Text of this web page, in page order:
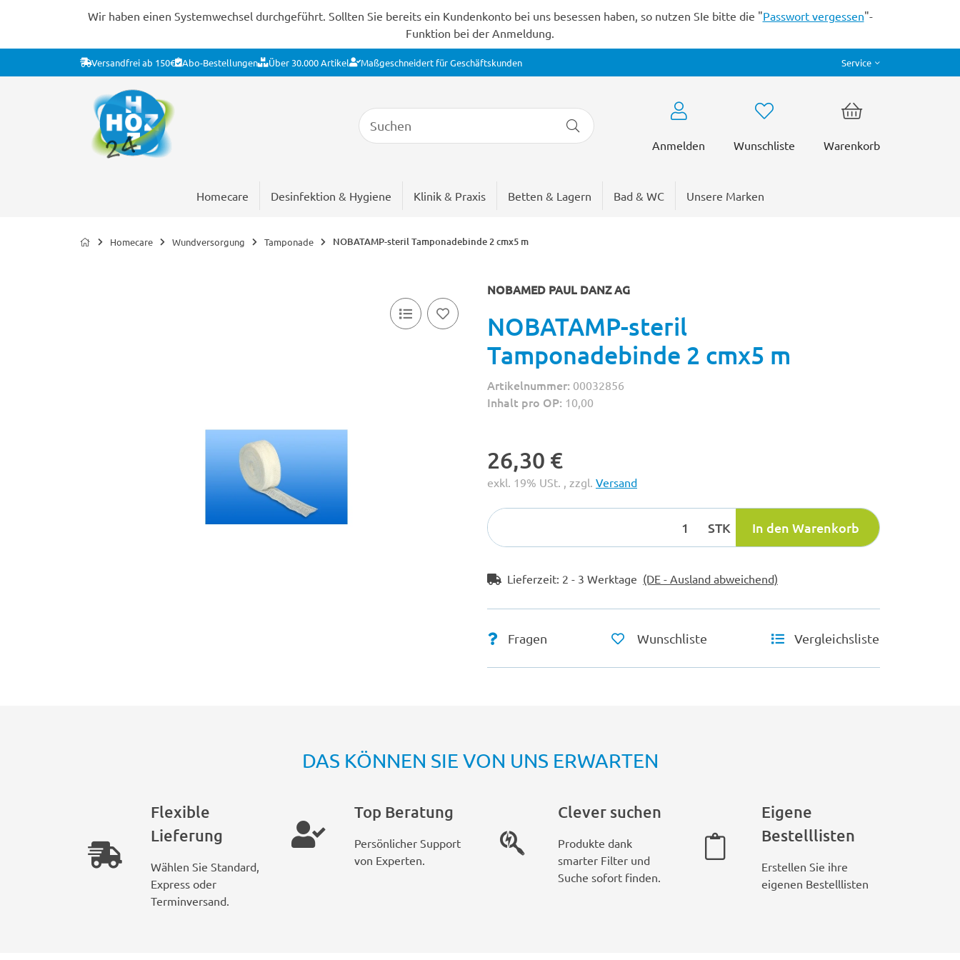
Wir haben einen Systemwechsel durchgeführt. Sollten Sie bereits ein Kundenkonto bei uns besessen haben, so nutzen SIe bitte die "Passwort vergessen"-
Funktion bei der Anmeldung.
Versandfrei ab 150€ Abo-Bestellungen Über 30.000 Artikel Maßgeschneidert für Geschäftskunden Service
Anmelden Wunschliste Warenkorb
Homecare Desinfektion & Hygiene Klinik & Praxis Betten & Lagern Bad & WC Unsere Marken
Homecare Wundversorgung Tamponade NOBATAMP-steril Tamponadebinde 2 cmx5 m
NOBAMED PAUL DANZ AG
NOBATAMP-steril
Tamponadebinde 2 cmx5 m
Artikelnummer: 00032856
Inhalt pro OP: 10,00
26,30 €
exkl. 19% USt. , zzgl. Versand
STK In den Warenkorb
Lieferzeit: 2 - 3 Werktage (DE - Ausland abweichend)
Fragen Wunschliste Vergleichsliste
DAS KÖNNEN SIE VON UNS ERWARTEN
Flexible
Lieferung
Wählen Sie Standard,
Express oder
Terminversand.
Top Beratung
Persönlicher Support
von Experten.
Clever suchen
Produkte dank
smarter Filter und
Suche sofort finden.
Eigene
Bestelllisten
Erstellen Sie ihre
eigenen Bestelllisten